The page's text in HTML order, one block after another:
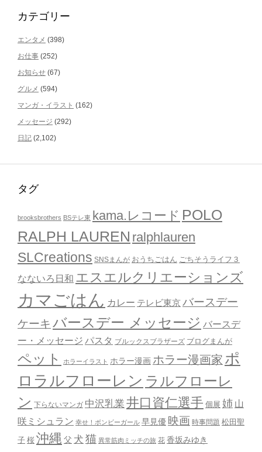
カテゴリー
エンタメ (398)
お仕事 (252)
お知らせ (67)
グルメ (594)
マンガ・イラスト (162)
メッセージ (292)
日記 (2,102)
タグ
brooksbrothers BSテレ東 kama.レコード POLO
RALPH LAUREN ralphlauren
SLCreations SNSまんが おうちごはん ごちそうライフ３
なないろ日和 エスエルクリエーションズ
カマごはん カレー テレビ東京バースデー
ケーキ バースデー メッセージ バースデ
ー・メッセージ パスタ ブルックスブラザーズ ブログまんが
ペット ホラーイラスト ホラー漫画 ホラー漫画家 ポ
ロラルフローレン ラルフローレ
ン 下らないマンガ 中沢乳業 井口資仁選手 個展 姉 山
咲ミシュラン 幸せ！ボンビーガール 早見優 映画 時事問題 松田聖
子 桜 沖縄 父 犬 猫 異常筋肉ミッチの旅 花 香坂みゆき